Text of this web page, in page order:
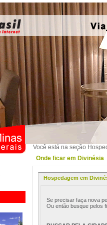
Você está na seção
Onde ficar em Divinésia
Hospedagem em
Se precisar faça nova
Ou então busque pelos